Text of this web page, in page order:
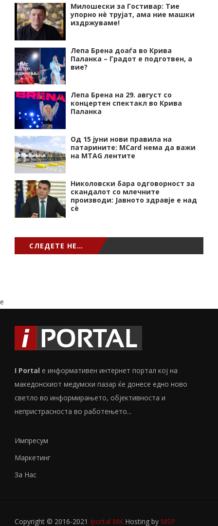
Милошески за Гостивар: Тие
упорно нѐ трујат, ама ние машки
издржуваме!
Лепа Брена доаѓа во Крива
Паланка – Градот е подготвен, а
вие?
Лепа Брена на 29. август со
концертен спектакл во Крива
Паланка
Од 15 јуни нови правила на
патарините: MCard нема да важи
на MTAG лентите
Николовски бара одговорност за
скандалот со млечните
производи: Јавното здравје е над
сѐ
СЛЕДЕТЕ НЕ…
e
I Portal е информативен интернет портал кој на
македонскиот медумски пазар ќе донесе едно ново
светло во информирањето, објективноста и
непристрасноста во работењето...
Импресум
Маркетинг
За Нас
Copyright © 2016-2021 Iportal MK Hosting by MSP